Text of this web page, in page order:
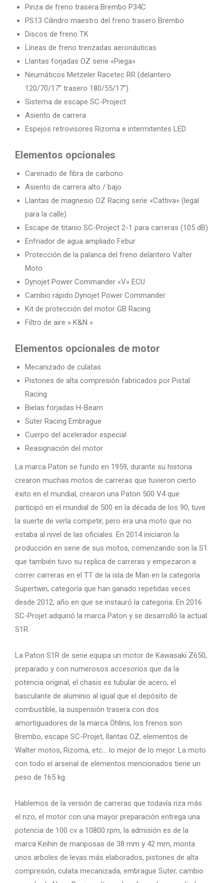
Pinza de freno trasera Brembo P34C
PS13 Cilindro maestro del freno trasero Brembo
Discos de freno TK
Líneas de freno trenzadas aeronáuticas
Llantas forjadas OZ serie «Piega»
Neumáticos Metzeler Racetec RR (delantero
120/70/17” trasero 180/55/17”)
Sistema de escape SC-Project
Asiento de carrera
Espejos retrovisores Rizoma e intermitentes LED
Elementos opcionales
Carenado de fibra de carbono
Asiento de carrera alto / bajo
Llantas de magnesio OZ Racing serie «Cattiva» (legal
para la calle)
Escape de titanio SC-Project 2-1 para carreras (105 dB)
Enfriador de agua ampliado Febur
Protección de la palanca del freno delantero Valter
Moto
Dynojet Power Commander «V» ECU
Cambio rápido Dynojet Power Commander
Kit de protección del motor GB Racing
Filtro de aire » K&N «
Elementos opcionales de motor
Mecanizado de culatas
Pistones de alta compresión fabricados por Pistal
Racing
Bielas forjadas H-Beam
Suter Racing Embrague
Cuerpo del acelerador especial
Reasignación del motor
La marca Paton se fundo en 1959, durante su historia
crearon muchas motos de carreras que tuvieron cierto
éxito en el mundial, crearon una Paton 500 V4 que
participó en el mundial de 500 en la década de los 90, tuve
la suerte de verla competir, pero era una moto que no
estaba al nivel de las oficiales. En 2014 iniciaron la
producción en serie de sus motos, comenzando son la S1
que también tuvo su replica de carreras y empezaron a
correr carreras en el TT de la isla de Man en la categoría
Supertwin, categoría que han ganado repetidas veces
desde 2012, año en que se instauró la categoria. En 2016
SC-Projet adquirió la marca Paton y se desarrolló la actual
S1R.
La Paton S1R de serie equipa un motor de Kawasaki Z650,
preparado y con numerosos accesorios que da la
potencia original, el chasis es tubular de acero, el
basculante de aluminio al igual que el depósito de
combustible, la suspensión trasera con dos
amortiguadores de la marca Öhlins, los frenos son
Brembo, escape SC-Projet, llantas OZ, elementos de
Walter motos, Rizoma, etc… lo mejor de lo mejor. La moto
con todo el arsenal de elementos mencionados tiene un
peso de 165 kg.
Hablemos de la versión de carreras que todavía riza más
el rizo, el motor con una mayor preparación entrega una
potencia de 100 cv a 10800 rpm, la admisión es de la
marca Keihin de mariposas de 38 mm y 42 mm, monta
unos arboles de levas más elaborados, pistones de alta
compresión, culata mecanizada, embrague Suter, cambio